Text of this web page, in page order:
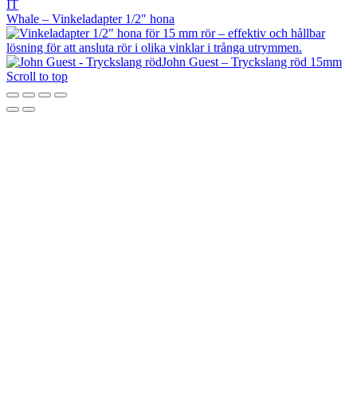
IT
Whale – Vinkeladapter 1/2″ hona
John Guest – Tryckslang röd 15mm
Scroll to top